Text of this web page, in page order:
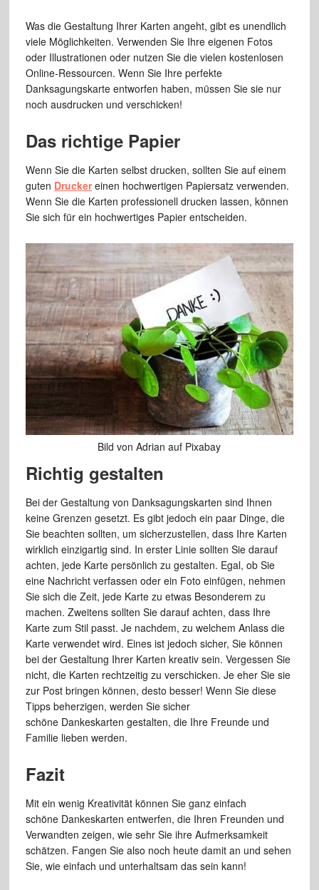
Was die Gestaltung Ihrer Karten angeht, gibt es unendlich
viele Möglichkeiten. Verwenden Sie Ihre eigenen Fotos
oder Illustrationen oder nutzen Sie die vielen kostenlosen
Online-Ressourcen. Wenn Sie Ihre perfekte
Danksagungskarte entworfen haben, müssen Sie sie nur
noch ausdrucken und verschicken!
Das richtige Papier
Wenn Sie die Karten selbst drucken, sollten Sie auf einem
guten Druckereinen hochwertigen Papiersatz verwenden.
Wenn Sie die Karten professionell drucken lassen, können
Sie sich für ein hochwertiges Papier entscheiden.
Bild von Adrian auf Pixabay
Richtig gestalten
Bei der Gestaltung von Danksagungskarten sind Ihnen
keine Grenzen gesetzt. Es gibt jedoch ein paar Dinge, die
Sie beachten sollten, um sicherzustellen, dass Ihre Karten
wirklich einzigartig sind. In erster Linie sollten Sie darauf
achten, jede Karte persönlich zu gestalten. Egal, ob Sie
eine Nachricht verfassen oder ein Foto einfügen, nehmen
Sie sich die Zeit, jede Karte zu etwas Besonderem zu
machen. Zweitens sollten Sie darauf achten, dass Ihre
Karte zum Stil passt. Je nachdem, zu welchem Anlass die
Karte verwendet wird. Eines ist jedoch sicher, Sie können
bei der Gestaltung Ihrer Karten kreativ sein. Vergessen Sie
nicht, die Karten rechtzeitig zu verschicken. Je eher Sie sie
zur Post bringen können, desto besser! Wenn Sie diese
Tipps beherzigen, werden Sie sicher
schöne Dankeskarten gestalten, die Ihre Freunde und
Familie lieben werden.
Fazit
Mit ein wenig Kreativität können Sie ganz einfach
schöne Dankeskarten entwerfen, die Ihren Freunden und
Verwandten zeigen, wie sehr Sie ihre Aufmerksamkeit
schätzen. Fangen Sie also noch heute damit an und sehen
Sie, wie einfach und unterhaltsam das sein kann!